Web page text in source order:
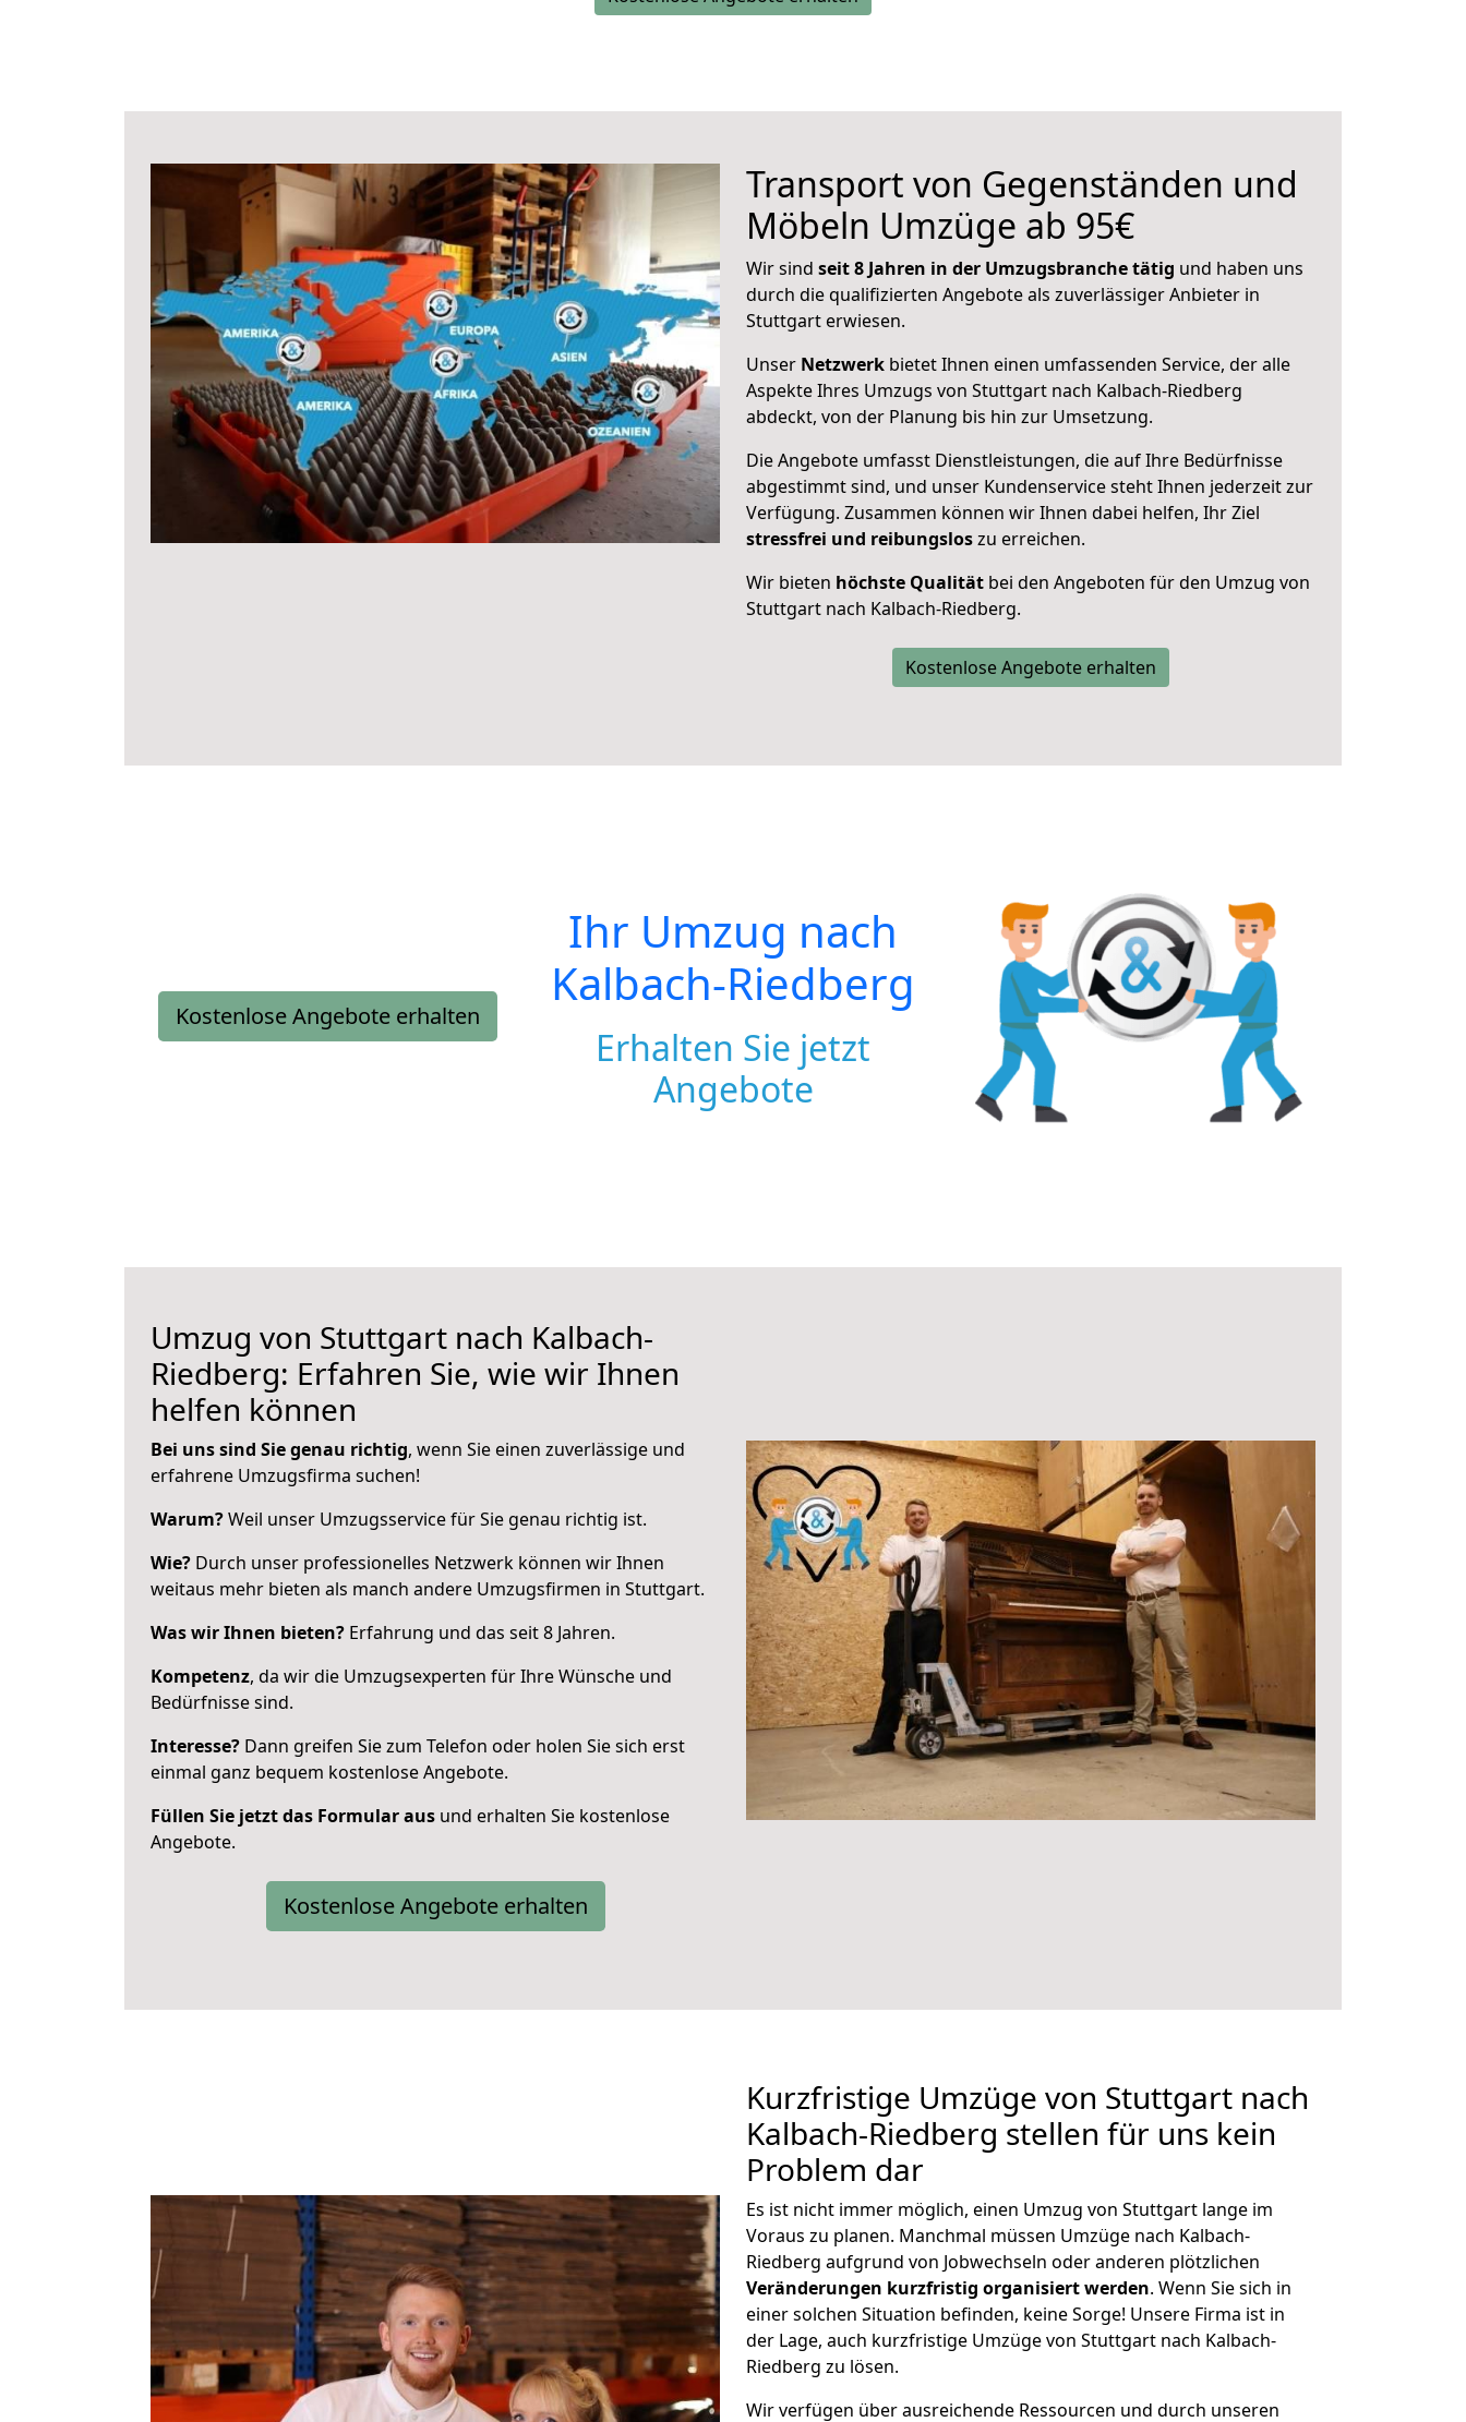
Transport von Gegenständen und
Möbeln Umzüge ab 95€
Wir sind seit 8 Jahren in der Umzugsbranche tätig und haben uns
durch die qualifizierten Angebote als zuverlässiger Anbieter in
Stuttgart erwiesen.
Unser Netzwerk bietet Ihnen einen umfassenden Service, der alle
Aspekte Ihres Umzugs von Stuttgart nach Kalbach-Riedberg
abdeckt, von der Planung bis hin zur Umsetzung.
Die Angebote umfasst Dienstleistungen, die auf Ihre Bedürfnisse
abgestimmt sind, und unser Kundenservice steht Ihnen jederzeit zur
Verfügung. Zusammen können wir Ihnen dabei helfen, Ihr Ziel
stressfrei und reibungsloszu erreichen.
Wir bieten höchste Qualität bei den Angeboten für den Umzug von
Stuttgart nach Kalbach-Riedberg.
Kostenlose Angebote erhalten
Kostenlose Angebote erhalten
Ihr Umzug nach
Kalbach-Riedberg
Erhalten Sie jetzt
Angebote
Umzug von Stuttgart nach Kalbach-
Riedberg: Erfahren Sie, wie wir Ihnen
helfen können
Bei uns sind Sie genau richtig, wenn Sie einen zuverlässige und
erfahrene Umzugsfirma suchen!
Warum?Weil unser Umzugsservice für Sie genau richtig ist.
Wie? Durch unser professionelles Netzwerk können wir Ihnen
weitaus mehr bieten als manch andere Umzugsfirmen in Stuttgart.
Was wir Ihnen bieten? Erfahrung und das seit 8 Jahren.
Kompetenz, da wir die Umzugsexperten für Ihre Wünsche und
Bedürfnisse sind.
Interesse? Dann greifen Sie zum Telefon oder holen Sie sich erst
einmal ganz bequem kostenlose Angebote.
Füllen Sie jetzt das Formular aus und erhalten Sie kostenlose
Angebote.
Kostenlose Angebote erhalten
Kurzfristige Umzüge von Stuttgart nach
Kalbach-Riedberg stellen für uns kein
Problem dar
Es ist nicht immer möglich, einen Umzug von Stuttgart lange im
Voraus zu planen. Manchmal müssen Umzüge nach Kalbach-
Riedberg aufgrund von Jobwechseln oder anderen plötzlichen
Veränderungen kurzfristig organisiert werden. Wenn Sie sich in
einer solchen Situation befinden, keine Sorge! Unsere Firma ist in
der Lage, auch kurzfristige Umzüge von Stuttgart nach Kalbach-
Riedberg zu lösen.
Wir verfügen über ausreichende Ressourcen und durch unseren